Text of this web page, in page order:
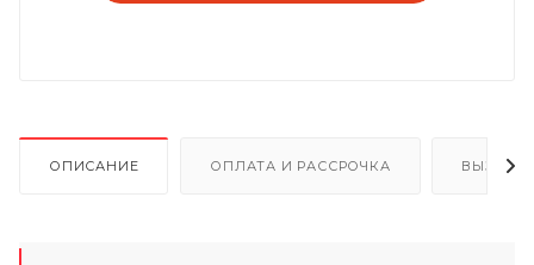
ОПИСАНИЕ ОПЛАТА И РАССРОЧКА ВЫЗОВ